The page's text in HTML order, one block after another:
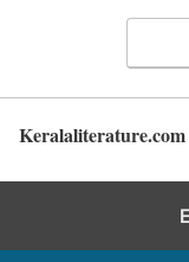
Keralaliterature.com